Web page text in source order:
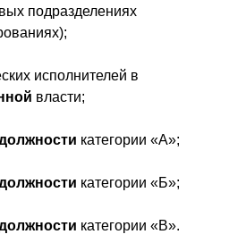
подразделениях
исполнителей в
власти;
категории «А»;
категории «Б»;
категории «В».